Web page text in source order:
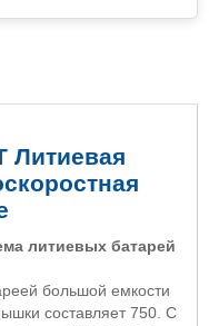
Литиевая
литиевых батарей
большой емкости
составляет 750. С